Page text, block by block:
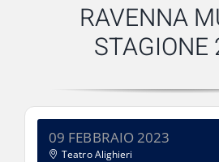
RAVENNA
09 FEBBRAIO 2023
Teatro Alighieri